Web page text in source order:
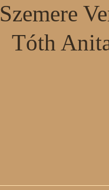
Szemere
Tóth